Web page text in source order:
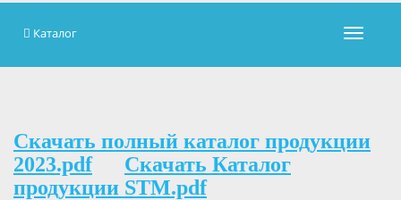
Каталог
Скачать полный каталог продукции
2023.pdf
Скачать Каталог
продукции STM.pdf